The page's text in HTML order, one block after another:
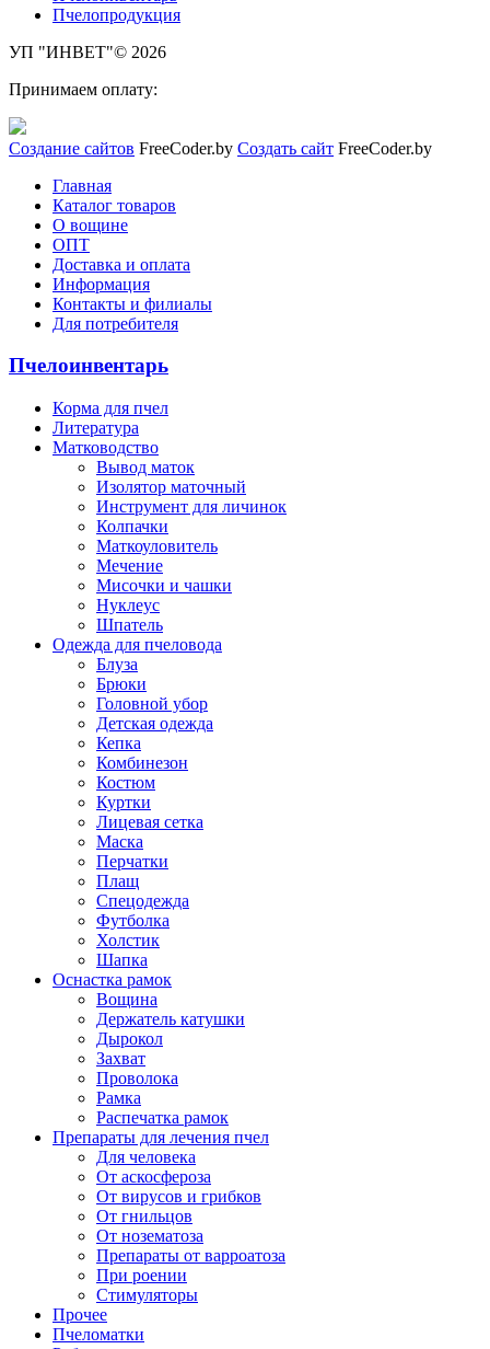
Пчелопродукция
УП "ИНВЕТ"© 2026
Принимаем оплату:
Создание сайтов FreeCoder.by Создать сайт FreeCoder.by
Главная
Каталог товаров
О вощине
ОПТ
Доставка и оплата
Информация
Контакты и филиалы
Для потребителя
Пчелоинвентарь
Корма для пчел
Литература
Матководство
Вывод маток
Изолятор маточный
Инструмент для личинок
Колпачки
Маткоуловитель
Мечение
Мисочки и чашки
Нуклеус
Шпатель
Одежда для пчеловода
Блуза
Брюки
Головной убор
Детская одежда
Кепка
Комбинезон
Костюм
Куртки
Лицевая сетка
Маска
Перчатки
Плащ
Спецодежда
Футболка
Холстик
Шапка
Оснастка рамок
Вощина
Держатель катушки
Дырокол
Захват
Проволока
Рамка
Распечатка рамок
Препараты для лечения пчел
Для человека
От аскосфероза
От вирусов и грибков
От гнильцов
От нозематоза
Препараты от варроатоза
При роении
Стимуляторы
Прочее
Пчеломатки